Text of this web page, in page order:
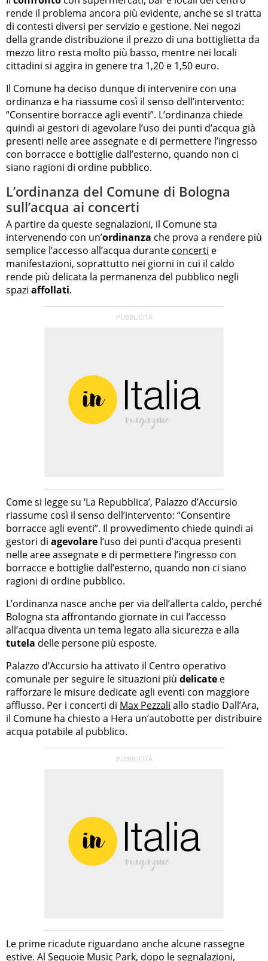
rende il problema ancora più evidente, anche se si tratta
di contesti diversi per servizio e gestione. Nei negozi
della grande distribuzione il prezzo di una bottiglietta da
mezzo litro resta molto più basso, mentre nei locali
cittadini si aggira in genere tra 1,20 e 1,50 euro.
Il Comune ha deciso dunque di intervenire con una
ordinanza e ha riassume così il senso dell’intervento:
“Consentire borracce agli eventi”. L’ordinanza chiede
quindi ai gestori di agevolare l’uso dei punti d’acqua già
presenti nelle aree assegnate e di permettere l’ingresso
con borracce e bottiglie dall’esterno, quando non ci
siano ragioni di ordine pubblico.
L’ordinanza del Comune di Bologna
sull’acqua ai concerti
A partire da queste segnalazioni, il Comune sta
intervenendo con un’ordinanza che prova a rendere più
semplice l’accesso all’acqua durante concerti e
manifestazioni, soprattutto nei giorni in cui il caldo
rende più delicata la permanenza del pubblico negli
spazi affollati.
Come si legge su ‘La Repubblica’, Palazzo d’Accursio
riassume così il senso dell’intervento: “Consentire
borracce agli eventi”. Il provvedimento chiede quindi ai
gestori di agevolare l’uso dei punti d’acqua presenti
nelle aree assegnate e di permettere l’ingresso con
borracce e bottiglie dall’esterno, quando non ci siano
ragioni di ordine pubblico.
L’ordinanza nasce anche per via dell’allerta caldo, perché
Bologna sta affrontando giornate in cui l’accesso
all’acqua diventa un tema legato alla sicurezza e alla
tutela delle persone più esposte.
Palazzo d’Accursio ha attivato il Centro operativo
comunale per seguire le situazioni più delicate e
rafforzare le misure dedicate agli eventi con maggiore
afflusso. Per i concerti di Max Pezzali allo stadio Dall’Ara,
il Comune ha chiesto a Hera un’autobotte per distribuire
acqua potabile al pubblico.
Le prime ricadute riguardano anche alcune rassegne
estive. Al Sequoie Music Park, dopo le segnalazioni,